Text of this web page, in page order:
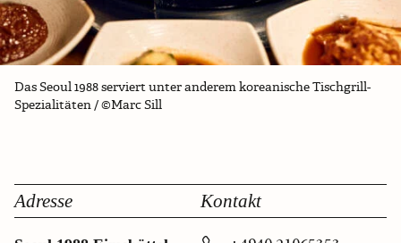
Das Seoul 1988 serviert unter anderem koreanische Tischgrill-
Spezialitäten / ©Marc Sill
Adresse Kontakt